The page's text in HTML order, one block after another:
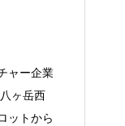
ャー企業
ヶ岳西
ットから